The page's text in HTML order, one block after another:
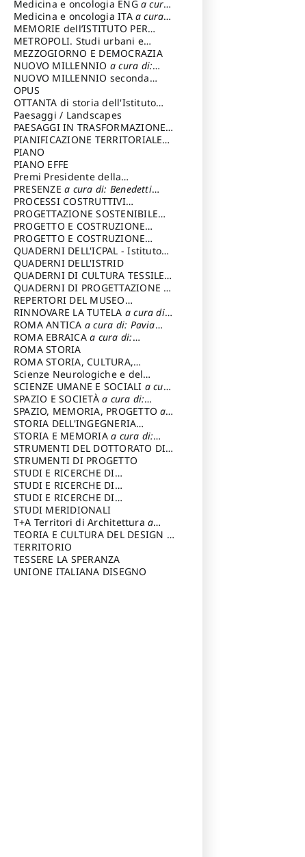
Medicina e oncologia ENG a cura
di: Lopez Massimo
Medicina e oncologia ITA a cura
di: Lopez Massimo
MEMORIE dell’ISTITUTO PER
STORIA DEL RISORGIMENTO
METROPOLI. Studi urbani e
regionali
MEZZOGIORNO E DEMOCRAZIA
NUOVO MILLENNIO a cura di:
Capaldo Pellegrino
NUOVO MILLENNIO seconda
serie
Francesco
OPUS
OTTANTA di storia dell'Istituto
storia dell’Istitutoa cura di:
Cavalieri Patrizia
Paesaggi / Landscapes
PAESAGGI IN TRASFORMAZIONEa
cura di: Corti Enrico A.
PIANIFICAZIONE TERRITORIALE
URBANISTICA ED AMBIENTALE
cura di: Costa Enrico
PIANO
PIANO EFFE
Premi Presidente della
Repubblica
PRESENZEa cura di: Benedetti
Sandro
PROCESSI COSTRUTTIVI
DELL'ARCHITETTURAa cura di:
Ippoliti Alessandro
PROGETTAZIONE SOSTENIBILE
PARTECIPATA
PROGETTO E COSTRUZIONE
DELL’ARCHITETTURA
PROGETTO E COSTRUZIONE
SOSTENIBILE
QUADERNI DELL'ICPAL - Istituto
centrale per il restauro e la
conservazione del patrimonio
archivistico e librario
QUADERNI DELL'ISTRID
QUADERNI DI CULTURA TESSILEa
cura di: Crispolti Livia
QUADERNI DI PROGETTAZIONE a
cura di: Giura Longo Tommaso
REPERTORI DEL MUSEO
CENTRALE DEL RISORGIMENTOa
cura di: Pizzo Marco
RINNOVARE LA TUTELA a cura di:
Cicalò Enrico
ROMA ANTICA a cura di: Pavia
Carlo
ROMA EBRAICAa cura di:
Procaccia Claudio
ROMA STORIA
ROMA STORIA, CULTURA,
IMMAGINEa cura di: Fagiolo
Marcello
Scienze Neurologiche e del
Comportamento
SCIENZE UMANE E SOCIALI a cura
di: Iannizzi Salvatore
SPAZIO E SOCIETÀa cura di:
Cassetti Roberto
SPAZIO, MEMORIA, PROGETTOa
cura di: Rossi Massimo
STORIA DELL'INGEGNERIA
STRUTTURALE IN ITALIAa cura di:
Poretti Sergio
STORIA E MEMORIAa cura di:
Rossi Lauro
STRUMENTI DEL DOTTORATO DI
RICERCA IN RILIEVO E
RAPPRESENTAZIONE
DELL’ARCHITETTURA E
DELL’AMBIENTEa cura di: Migliari
Riccardo
STRUMENTI DI PROGETTO
STUDI E RICERCHE DI
ARCHEOLOGIA IN SICILIA
di: Pelagatti Paola
STUDI E RICERCHE DI
ARCHITETTURA del Dipartimento
di Architettura Università degli
Studi G. d' Annunzio
STUDI E RICERCHE DI
ARCHITETTURA del Dipartimento
di Architettura Università degli
Studi G. d' Annunzio, Chieti-
Pescaraa cura di: Fusero Paolo
STUDI MERIDIONALI
T+A Territori di Architetturaa
cura di: Ramazzotti Luigi
TEORIA E CULTURA DEL DESIGN a
cura di: Furlanis Giuseppe
TERRITORIO
TESSERE LA SPERANZA
UNIONE ITALIANA DISEGNO